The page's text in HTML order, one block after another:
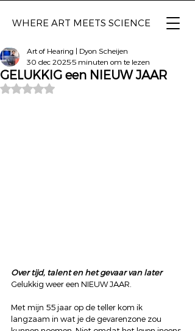
WHERE ART MEETS SCIENCE
GELUKKIG een NIEUW JAAR
Art of Hearing | Dyon Scheijen
30 dec 20255 minuten om te lezen
Beoordeeld met NaN uit 5 sterren.
Over tijd, talent en het gevaar van later
Gelukkig weer een NIEUW JAAR.
Met mijn 55 jaar op de teller kom ik
langzaam in wat je de gevarenzone zou